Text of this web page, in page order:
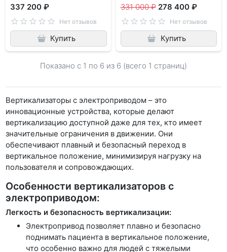
337 200 ₽
Нет отзывов
Купить
331 000 ₽ 278 400 ₽
Нет отзывов
Купить
Показано с 1 по 6 из 6 (всего 1 страниц)
Вертикализаторы с электроприводом – это
инновационные устройства, которые делают
вертикализацию доступной даже для тех, кто имеет
значительные ограничения в движении. Они
обеспечивают плавный и безопасный переход в
вертикальное положение, минимизируя нагрузку на
пользователя и сопровождающих.
Особенности вертикализаторов с
электроприводом:
Легкость и безопасность вертикализации:
Электропривод позволяет плавно и безопасно
поднимать пациента в вертикальное положение,
что особенно важно для людей с тяжелыми